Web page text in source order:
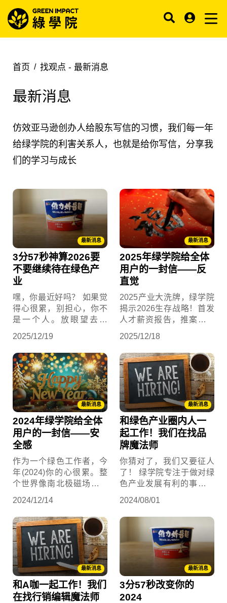
首页 找观点 - 最新消息
最新消息
仿效亚马逊创办人给股东写信的习惯，我们每一年
给绿学院的利害关系人，也就是给你写信，分享我
们的学习与成长
最新消息
3分57秒神算2026要
不要继续待在绿色产
业
嘿，你最近好吗？ 如果觉
得心很累，别担心，你不
是一个人。放眼望去，
还糊。川普回归后的大笔
一挥，对等关税直接让全
球贸易心跳漏一拍；俄乌
战争还没完，中日关係和
台海局势又搞得像是想要
接盘再打一战。
2025/12/19
最新消息
2025年绿学院给全体
用户的一封信——反
直觉
2025产业大洗牌，绿学院
揭示2026生存战略！首发
人才薪资报告，推案场媒
商机 。想在混乱中突围？
掌握「反直觉」思维，抢
先卡位未来 ！
2025/12/18
最新消息
2024年绿学院给全体
用户的一封信——安
全感
作为一个绿色工作者，今
年(2024)你的心很累。整
个世界像南北极磁场翻转
RE100资格、SBTi资优生
考试、碳中和排位赛，忽
然之间被打成漂绿，大家
纷纷撤回当初的减碳目
标、碳中和承诺。绿色产
业更惨，碳权沦落成为诈
骗的同义词、太阳能成为
政治斗争的工具、电力交
易dReg容量费变零元，储
2024/12/14
最新消息
和绿色产业圈内人一
起工作！我们在找品
牌魔法师
你猜对了，我们又要征人
了！ 绿学院专注于做对绿
色产业发展有利的事，为
的人才或企业带路与连结
资源。我们知道你已经准
备好要加入了，只是欠一
个东风。所以我们提议，
不如你干脆加入绿学院，
有你的加入，我们能一起
为绿色产业做出更大贡
献。
2024/08/01
最新消息
和A咖一起工作！我们
在找行销编辑魔法师
最新消息
3分57秒改变你的
2024